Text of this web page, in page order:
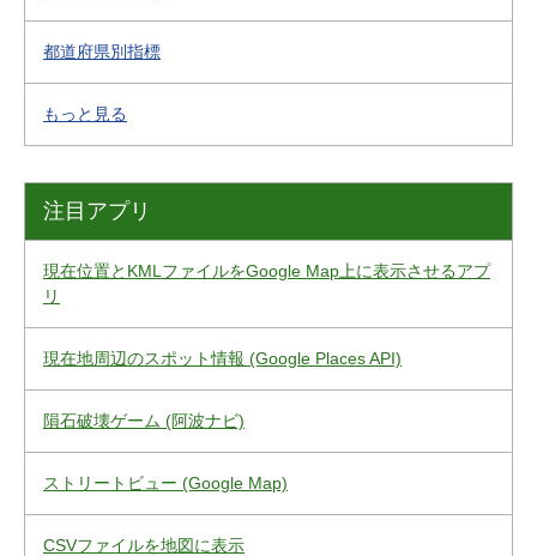
都道府県別指標
もっと見る
注目アプリ
現在位置とKMLファイルをGoogle Map上に表示させるアプ
リ
現在地周辺のスポット情報 (Google Places API)
隕石破壊ゲーム (阿波ナビ)
ストリートビュー (Google Map)
CSVファイルを地図に表示